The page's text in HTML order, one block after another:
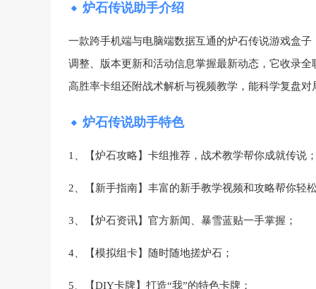
炉石传说助手介绍
一款跨手机端与电脑端数据互通的炉石传说游戏盒
调整、版本更新和活动信息掌握最新动态，它收录
高胜率卡组还附战术解析与视频教学，能科学复盘
炉石传说助手特色
1、【炉石攻略】卡组推荐，战术教学帮你成就传说
2、【新手指南】丰富的新手教学视频和攻略帮你轻
3、【炉石资讯】官方新闻、暴雪蓝贴一手掌握；
4、【模拟组卡】随时随地搓炉石；
5、【DIY卡牌】打造“我”的特色卡牌；